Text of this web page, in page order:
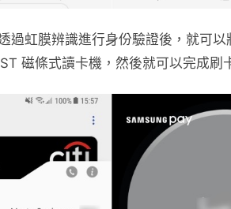
過虹膜辨識進行身份驗證後，就可
磁條式讀卡機，然後就可以完成刷